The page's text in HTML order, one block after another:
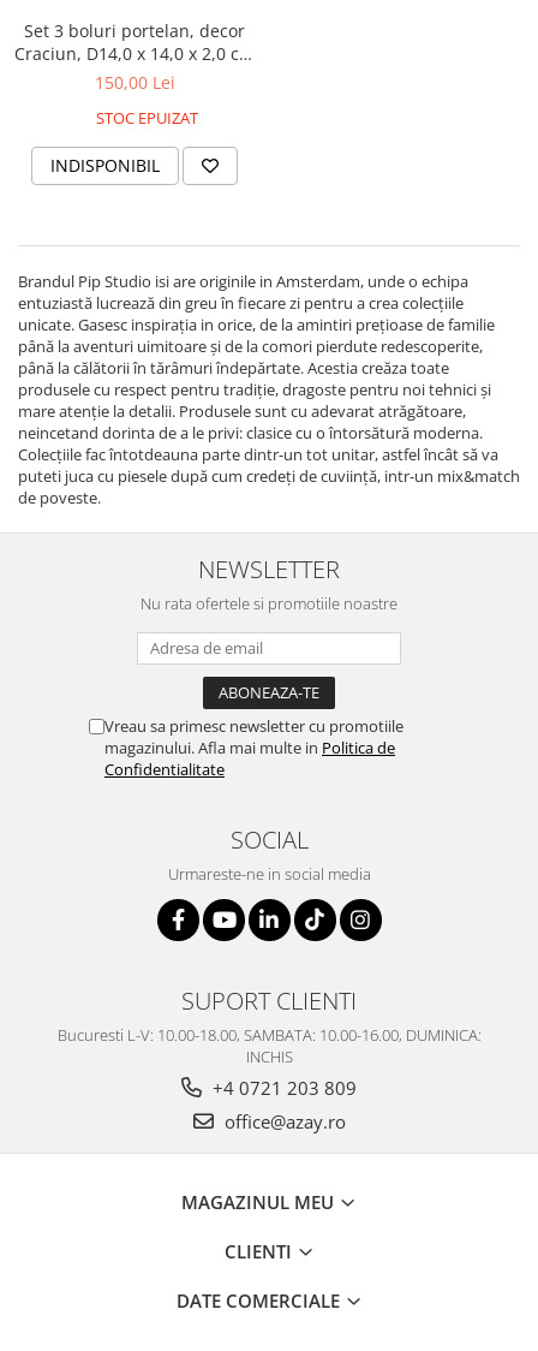
Set 3 boluri portelan, decor
Craciun, D14,0 x 14,0 x 2,0 cm
fiecare
150,00 Lei
STOC EPUIZAT
INDISPONIBIL
Brandul Pip Studio isi are originile in Amsterdam, unde o echipa
entuziastă lucrează din greu în fiecare zi pentru a crea colecțiile
unicate. Gasesc inspirația in orice, de la amintiri prețioase de familie
până la aventuri uimitoare și de la comori pierdute redescoperite,
până la călătorii în tărâmuri îndepărtate. Acestia creăza toate
produsele cu respect pentru tradiție, dragoste pentru noi tehnici și
mare atenție la detalii. Produsele sunt cu adevarat atrăgătoare,
neincetand dorinta de a le privi: clasice cu o întorsătură moderna.
Colecțiile fac întotdeauna parte dintr-un tot unitar, astfel încât să va
puteti juca cu piesele după cum credeți de cuviință, intr-un mix&match
de poveste.
NEWSLETTER
Nu rata ofertele si promotiile noastre
Vreau sa primesc newsletter cu promotiile
magazinului. Afla mai multe in Politica de
Confidentialitate
SOCIAL
Urmareste-ne in social media
SUPORT CLIENTI
Bucuresti L-V: 10.00-18.00, SAMBATA: 10.00-16.00, DUMINICA:
INCHIS
+4 0721 203 809
office@azay.ro
MAGAZINUL MEU
CLIENTI
DATE COMERCIALE